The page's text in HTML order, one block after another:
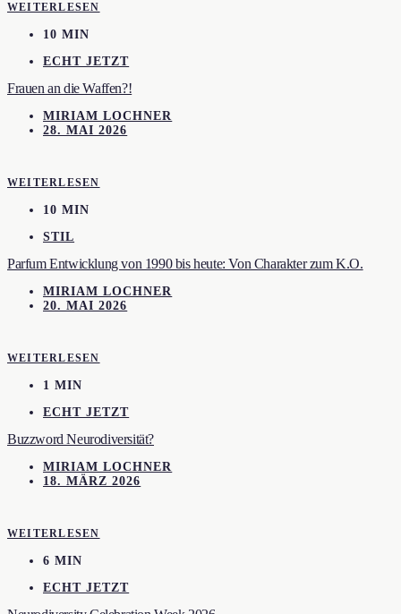
WEITERLESEN
10 MIN
ECHT JETZT
Frauen an die Waffen?!
MIRIAM LOCHNER
28. MAI 2026
WEITERLESEN
10 MIN
STIL
Parfum Entwicklung von 1990 bis heute: Von Charakter zum K.O.
MIRIAM LOCHNER
20. MAI 2026
WEITERLESEN
1 MIN
ECHT JETZT
Buzzword Neurodiversität?
MIRIAM LOCHNER
18. MÄRZ 2026
WEITERLESEN
6 MIN
ECHT JETZT